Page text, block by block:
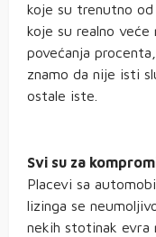
koje su trenutno
koje su realno veće
povećanja
znamo da nije isti
ostale iste.
Svi su za
Placevi sa
lizinga se
nekih stotinak evra